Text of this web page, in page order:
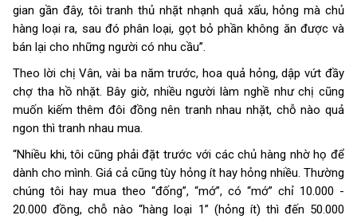
gian gần đây, tôi tranh thủ nhặt nhạnh quả xấu, hỏng mà chủ
hàng loại ra, sau đó phân loại, gọt bỏ phần không ăn được và
bán lại cho những người có nhu cầu”.
Theo lời chị Vân, vài ba năm trước, hoa quả hỏng, dập vứt đầy
chợ tha hồ nhặt. Bây giờ, nhiều người làm nghề như chị cũng
muốn kiếm thêm đôi đồng nên tranh nhau nhặt, chỗ nào quả
ngon thì tranh nhau mua.
“Nhiều khi, tôi cũng phải đặt trước với các chủ hàng nhờ họ để
dành cho mình. Giá cả cũng tùy hỏng ít hay hỏng nhiều. Thường
chúng tôi hay mua theo “đống”, “mớ”, có “mớ” chỉ 10.000 -
20.000 đồng, chỗ nào “hàng loại 1” (hỏng ít) thì đến 50.000